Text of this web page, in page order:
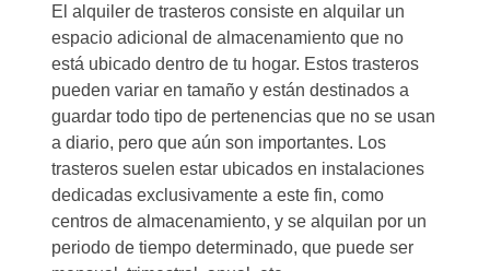
El alquiler de trasteros consiste en alquilar un
espacio adicional de almacenamiento que no
está ubicado dentro de tu hogar. Estos trasteros
pueden variar en tamaño y están destinados a
guardar todo tipo de pertenencias que no se usan
a diario, pero que aún son importantes. Los
trasteros suelen estar ubicados en instalaciones
dedicadas exclusivamente a este fin, como
centros de almacenamiento, y se alquilan por un
periodo de tiempo determinado, que puede ser